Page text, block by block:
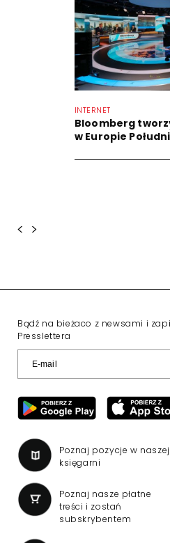
INTERNET
Bloomberg
w Europie
< >
Bądź na bieżaco z newsami i
Presslettera
Poznaj pozycje w naszej
księgarni
Poznaj nasze płatne
treści i zostań
subskrybentem